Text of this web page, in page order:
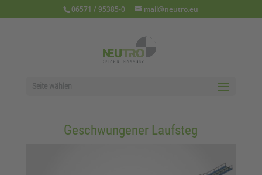
06571 / 95385-0 mail@neutro.eu
Seite wählen
Geschwungener Laufsteg